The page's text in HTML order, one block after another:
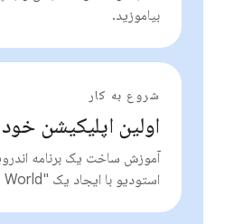
بیاموزید.
شروع به کار
اولین اپلیکیشن
آموزش ساخت یک برنامه
استودیو با ایجاد یک "Hello, World!" پروژه